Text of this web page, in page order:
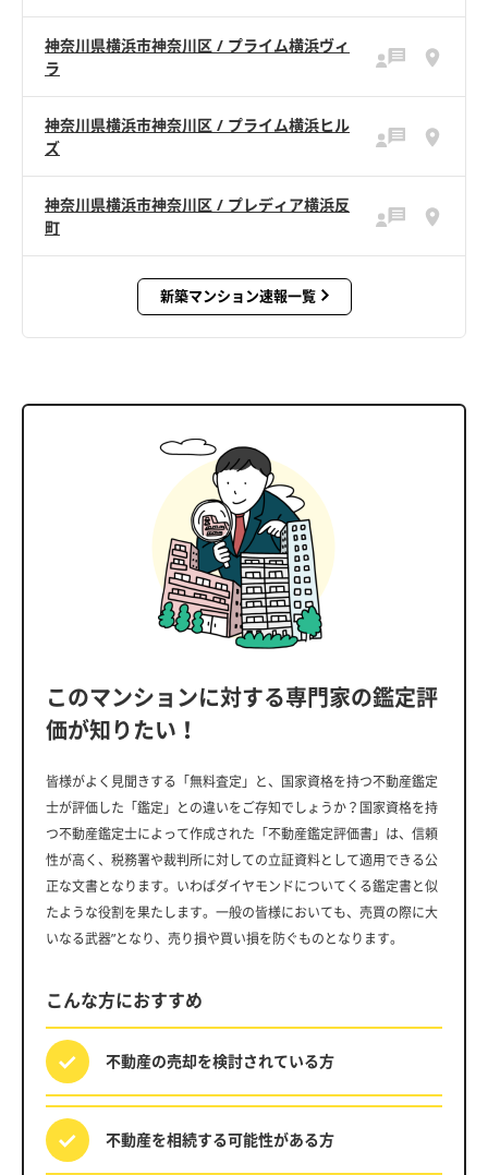
神奈川県横浜市神奈川区 / プライム横浜ヴィ
ラ
神奈川県横浜市神奈川区 / プライム横浜ヒル
ズ
神奈川県横浜市神奈川区 / プレディア横浜反
町
新築マンション速報一覧
このマンションに対する専門家の鑑定評
価が知りたい！
皆様がよく見聞きする「無料査定」と、国家資格を持つ不動産鑑定
士が評価した「鑑定」との違いをご存知でしょうか？国家資格を持
つ不動産鑑定士によって作成された「不動産鑑定評価書」は、信頼
性が高く、税務署や裁判所に対しての立証資料として適用できる公
正な文書となります。いわばダイヤモンドについてくる鑑定書と似
たような役割を果たします。一般の皆様においても、売買の際に大
いなる武器”となり、売り損や買い損を防ぐものとなります。
こんな方におすすめ
不動産の売却を検討されている方
不動産を相続する可能性がある方